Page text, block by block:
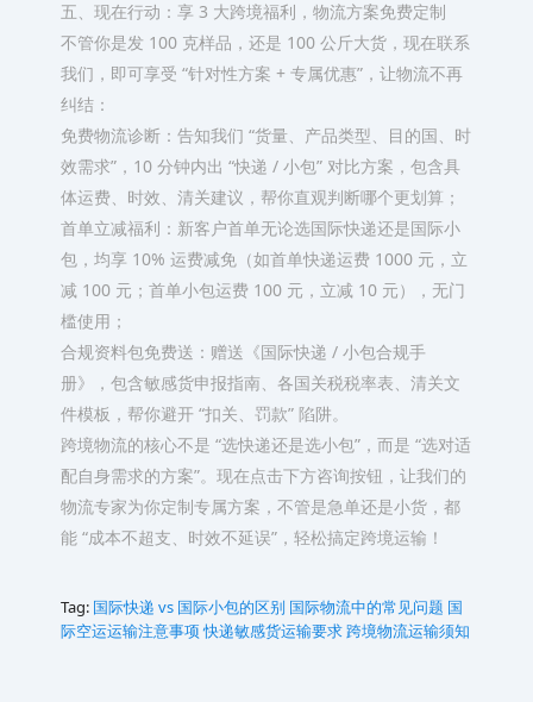
五、现在行动：享 3 大跨境福利，物流方案免费定制​
不管你是发 100 克样品，还是 100 公斤大货，现在联系
我们，即可享受 “针对性方案 + 专属优惠”，让物流不再
纠结：​
免费物流诊断：告知我们 “货量、产品类型、目的国、时
效需求”，10 分钟内出 “快递 / 小包” 对比方案，包含具
体运费、时效、清关建议，帮你直观判断哪个更划算；​
首单立减福利：新客户首单无论选国际快递还是国际小
包，均享 10% 运费减免（如首单快递运费 1000 元，立
减 100 元；首单小包运费 100 元，立减 10 元），无门
槛使用；​
合规资料包免费送：赠送《国际快递 / 小包合规手
册》，包含敏感货申报指南、各国关税税率表、清关文
件模板，帮你避开 “扣关、罚款” 陷阱。​
跨境物流的核心不是 “选快递还是选小包”，而是 “选对适
配自身需求的方案”。现在点击下方咨询按钮，让我们的
物流专家为你定制专属方案，不管是急单还是小货，都
能 “成本不超支、时效不延误”，轻松搞定跨境运输！​
Tag: 国际快递 vs 国际小包的区别 国际物流中的常见问题 国
际空运运输注意事项快递敏感货运输要求跨境物流运输须知